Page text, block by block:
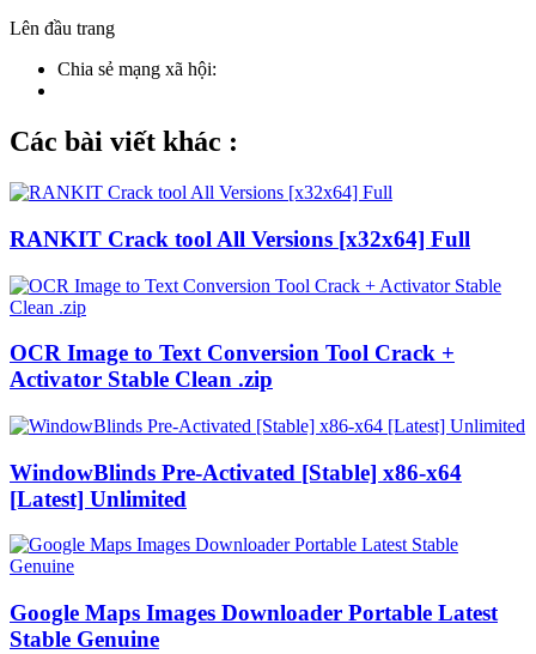
Lên đầu trang
Chia sẻ mạng xã hội:
Các bài viết khác :
RANKIT Crack tool All Versions [x32x64] Full
OCR Image to Text Conversion Tool Crack +
Activator Stable Clean .zip
WindowBlinds Pre-Activated [Stable] x86-x64
[Latest] Unlimited
Google Maps Images Downloader Portable Latest
Stable Genuine